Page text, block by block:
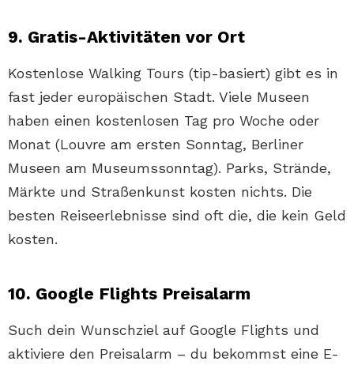
9. Gratis-Aktivitäten vor Ort
Kostenlose Walking Tours (tip-basiert) gibt es in
fast jeder europäischen Stadt. Viele Museen
haben einen kostenlosen Tag pro Woche oder
Monat (Louvre am ersten Sonntag, Berliner
Museen am Museumssonntag). Parks, Strände,
Märkte und Straßenkunst kosten nichts. Die
besten Reiseerlebnisse sind oft die, die kein Geld
kosten.
10. Google Flights Preisalarm
Such dein Wunschziel auf Google Flights und
aktiviere den Preisalarm – du bekommst eine E-